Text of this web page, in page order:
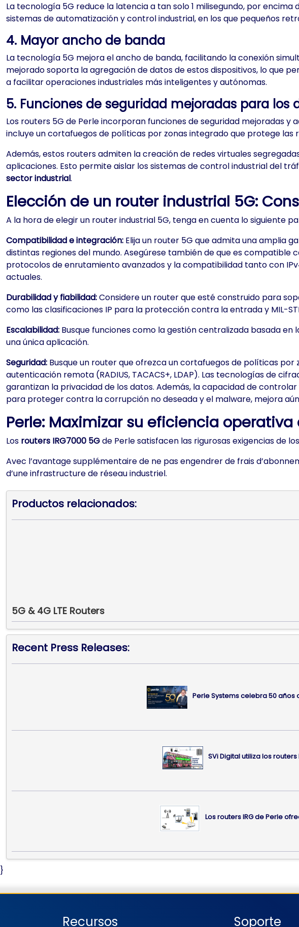
La tecnología 5G reduce la latencia a tan solo 1 milisegundo, por
sistemas de automatización y control industrial, en los que pequeños
4. Mayor ancho de banda
La tecnología 5G mejora el ancho de banda, facilitando la conexión
mejorado soporta la agregación de datos de estos dispositivos, lo que
a facilitar operaciones industriales más inteligentes y autónomas.
5. Funciones de seguridad mejoradas para los
Los routers 5G de Perle incorporan funciones de seguridad mejoradas
incluye un cortafuegos de políticas por zonas integrado que protege
Además, estos routers admiten la creación de redes virtuales
aplicaciones. Esto permite aislar los sistemas de control industrial del
sector industrial.
Elección de un router industrial 5G:
A la hora de elegir un router industrial 5G, tenga en cuenta lo siguiente
Compatibilidad e integración: Elija un router 5G que admita una amplia
distintas regiones del mundo. Asegúrese también de que es compatible
protocolos de enrutamiento avanzados y la compatibilidad tanto con
actuales.
Durabilidad y fiabilidad:Considere un router que esté construido para
como las clasificaciones IP para la protección contra la entrada y MIL-
Escalabilidad: Busque funciones como la gestión centralizada basada
una única aplicación.
Seguridad: Busque un router que ofrezca un cortafuegos de políticas
autenticación remota (RADIUS, TACACS+, LDAP). Las tecnologías de
garantizan la privacidad de los datos. Además, la capacidad de
para proteger contra la corrupción no deseada y el malware, mejora
Perle: Maximizar su eficiencia operativa
Los routers IRG7000 5Gde Perle satisfacen las rigurosas exigencias de
Avec l’avantage supplémentaire de ne pas engendrer de frais
d’une infrastructure de réseau industriel.
Productos relacionados:
5G & 4G LTE Routers
Recent Press Releases:
Perle Systems celebra 50
SVi Digital utiliza los
Los routers IRG de Perle
}
Recursos Soporte